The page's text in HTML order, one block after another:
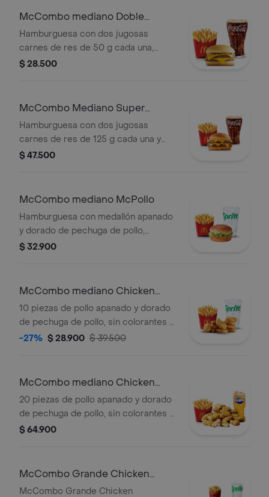
Acompañada de papas fritas
elección.
McCombo mediano Doble
Hamburguesa con Queso
Hamburguesa con dos jugosas
carnes de res de 50 g cada una,
doble queso cheddar cremoso,
Acompañada de papas fritas
medianas y bebida mediana a
elección.
$ 28.500
McCombo Mediano Super
Cheddar Lover
Hamburguesa con dos jugosas
carnes de res de 125 g cada una y
cinco quesos cremosos.
elección.
$ 47.500
McCombo mediano McPollo
Hamburguesa con medallón apanado
y dorado de pechuga de pollo,
mayonesa cremosa y lechuga fresca,
mediana a elección.
$ 32.900
McCombo mediano Chicken
McNuggets 10 pzas
10 piezas de pollo apanado y dorado
de pechuga de pollo, sin colorantes ni
conservantes artificiales.
elección.
-27% $ 28.900 $ 39.500
McCombo mediano Chicken
McNuggets de 20 pzas
20 piezas de pollo apanado y dorado
de pechuga de pollo, sin colorantes ni
conservantes artificiales.
elección.
$ 64.900
McCombo Grande Chicken
McNuggets x 10 + Hamburguesa
McCombo Grande Chicken